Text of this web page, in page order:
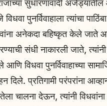
सुधारणावादी
पुनर्विवाहाला त्यांचा
अनेकदा बहिष्कृत केले जाते
संधी नाकारली जाते, त्यांनी
विधवा पुनर्विवाहाच्या
दिले. प्रतिगामी परंपरांना
चालना देऊन, त्यांनी विधवांना